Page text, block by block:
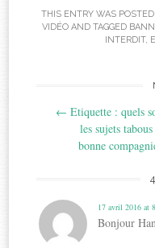
THIS ENTRY WAS
VIDÉO AND TAGGED
INTERDIT,
navigation
← Etiquette : quels
les sujets
bonne
17 avril 2016 at
Bonjour